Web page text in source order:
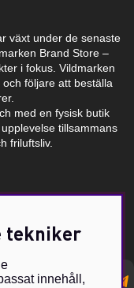
växt under de senaste
Brand Store –
i fokus. Vildmarken
följare att beställa
med en fysisk butik
tillsammans
friluftsliv.
din e-post!*
tekniker
innehåll,